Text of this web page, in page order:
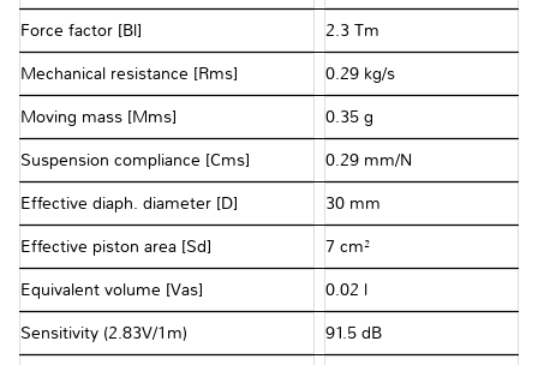
Force factor [Bl] 2.3 Tm
Mechanical resistance [Rms] 0.29 kg/s
Moving mass [Mms] 0.35 g
Suspension compliance [Cms] 0.29 mm/N
Effective diaph. diameter [D] 30 mm
Effective piston area [Sd] 7 cm²
Equivalent volume [Vas] 0.02 l
Sensitivity (2.83V/1m) 91.5 dB